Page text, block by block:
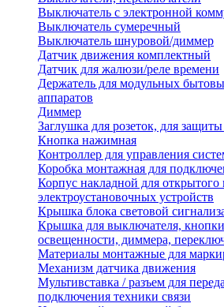
Выключатель с электронной
Выключатель сумеречный
Выключатель шнуровой/диммер
Датчик движения комплектный
Датчик для жалюзи/реле времени
Держатель для модульных
аппаратов
Диммер
Заглушка для розеток, для защиты
Кнопка нажимная
Контроллер для управления
Коробка монтажная для
Корпус накладной для открытого
электроустановочных устройств
Крышка блока световой
Крышка для выключателя,
освещенности, диммера,
Материалы монтажные для
Механизм датчика движения
Мультивставка / разъем для
подключения техники связи